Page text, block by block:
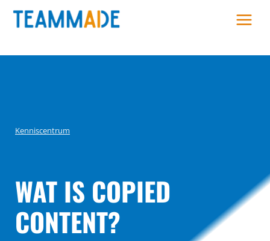
Skip
Kenniscentrum
WAT IS COPIED
CONTENT?